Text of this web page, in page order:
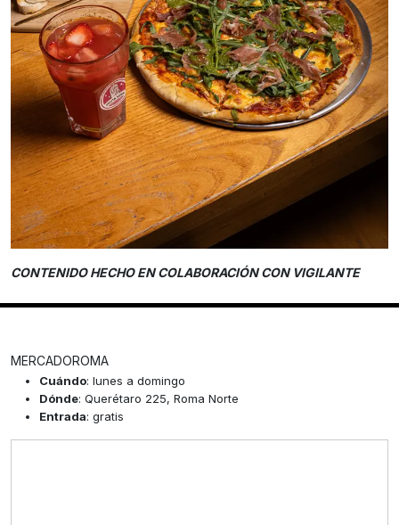
CONTENIDO HECHO EN COLABORACIÓN CON VIGILANTE
MERCADOROMA
Cuándo: lunes a domingo
Dónde: Querétaro 225, Roma Norte
Entrada: gratis